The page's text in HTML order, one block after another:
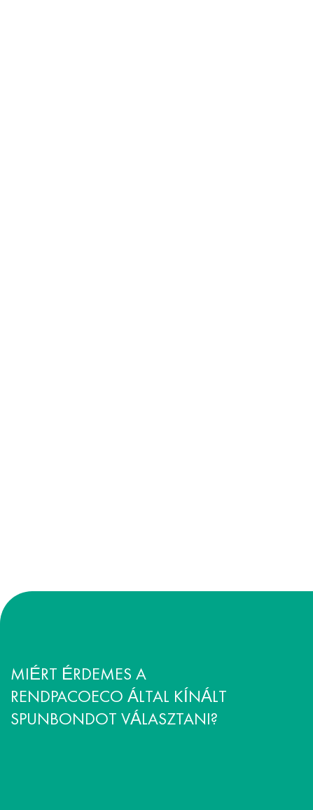
MIÉRT ÉRDEMES A
RENDPACOECO ÁLTAL KÍNÁLT
SPUNBONDOT VÁLASZTANI?